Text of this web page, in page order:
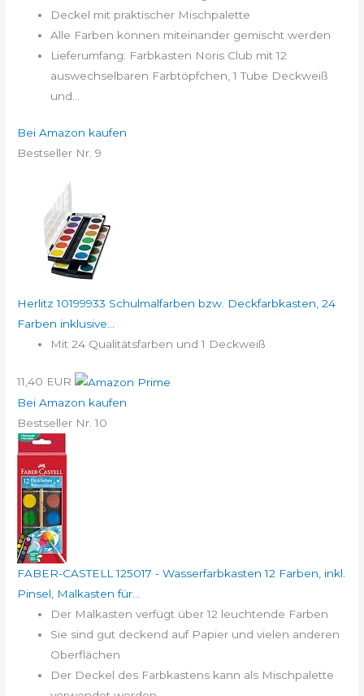
Deckel mit praktischer Mischpalette
Alle Farben können miteinander gemischt werden
Lieferumfang: Farbkasten Noris Club mit 12
auswechselbaren Farbtöpfchen, 1 Tube Deckweiß
und...
Bei Amazon kaufen
Bestseller Nr. 9
Herlitz 10199933 Schulmalfarben bzw. Deckfarbkasten, 24
Farben inklusive...
Mit 24 Qualitätsfarben und 1 Deckweiß
11,40 EUR
Bei Amazon kaufen
Bestseller Nr. 10
FABER-CASTELL 125017 - Wasserfarbkasten 12 Farben, inkl.
Pinsel, Malkasten für...
Der Malkasten verfügt über 12 leuchtende Farben
Sie sind gut deckend auf Papier und vielen anderen
Oberflächen
Der Deckel des Farbkastens kann als Mischpalette